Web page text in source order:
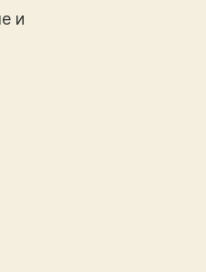
и